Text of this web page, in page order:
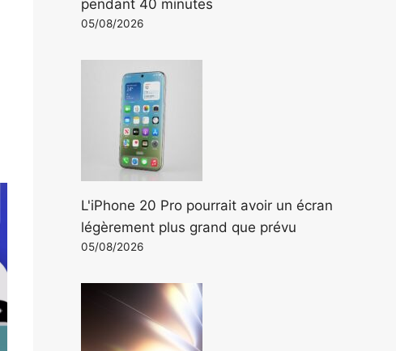
pendant 40 minutes
05/08/2026
L'iPhone 20 Pro pourrait avoir un écran
légèrement plus grand que prévu
05/08/2026